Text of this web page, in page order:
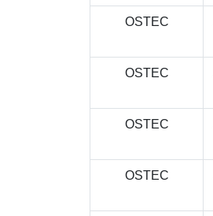
OSTEC
OSTEC
OSTEC
OSTEC